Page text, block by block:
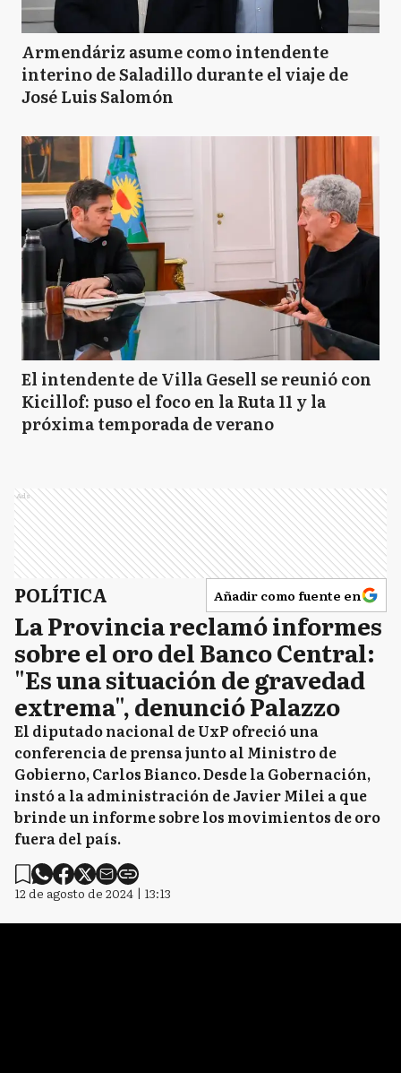
Armendáriz asume como intendente
interino de Saladillo durante el viaje de
José Luis Salomón
El intendente de Villa Gesell se reunió con
Kicillof: puso el foco en la Ruta 11 y la
próxima temporada de verano
Ads
POLÍTICA Añadir como fuente en
La Provincia reclamó informes
sobre el oro del Banco Central:
"Es una situación de gravedad
extrema", denunció Palazzo
El diputado nacional de UxP ofreció una
conferencia de prensa junto al Ministro de
Gobierno, Carlos Bianco. Desde la Gobernación,
instó a la administración de Javier Milei a que
brinde un informe sobre los movimientos de oro
fuera del país.
12 de agosto de 2024 | 13:13